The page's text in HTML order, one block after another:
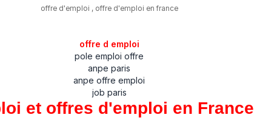
offre d'emploi , offre d'emploi en france
offre d emploi
pole emploi offre
anpe paris
anpe offre emploi
job paris
et offres d'emploi en France